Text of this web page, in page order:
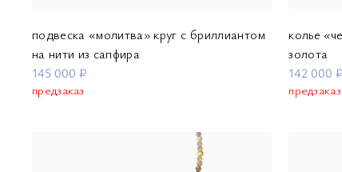
подвеска «молитва» круг с бриллиантом
на нити из сапфира
145 000 ₽
предзаказ
колье
золота
142 000 ₽
предзаказ